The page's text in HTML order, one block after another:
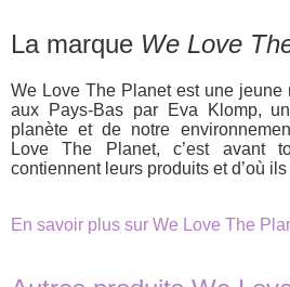
La marque We Love
We Love The Planet est une jeune
aux Pays-Bas par Eva Klomp,
planète et de notre
Love The Planet, c’est avant
contiennent leurs produits et d’où
En savoir plus sur We Love The